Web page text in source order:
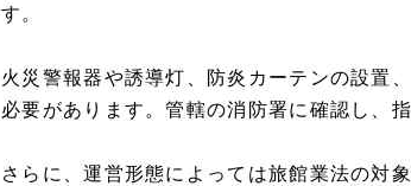
す。
火災警報器や誘導灯、防炎カーテンの設置
必要があります。管轄の消防署に確認し、
さらに、運営形態によっては旅館業法の対